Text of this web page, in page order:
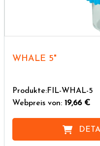
WHALE 5"
Produkte:FIL-WHAL-5
Webpreis von: 19,66 €